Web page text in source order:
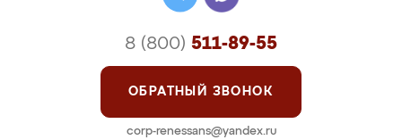
8 (800) 511-89-55
ОБРАТНЫЙ ЗВОНОК
corp-renessans@yandex.ru